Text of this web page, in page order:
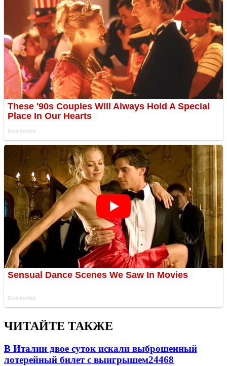
ЧИТАЙТЕ ТАКЖЕ
В Италии двое суток искали выброшенный
лотерейный билет с выигрышем24468